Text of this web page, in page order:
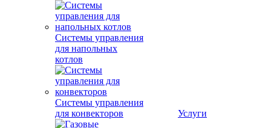
Системы управления
для напольных
котлов
Системы управления
для конвекторов
Услуги